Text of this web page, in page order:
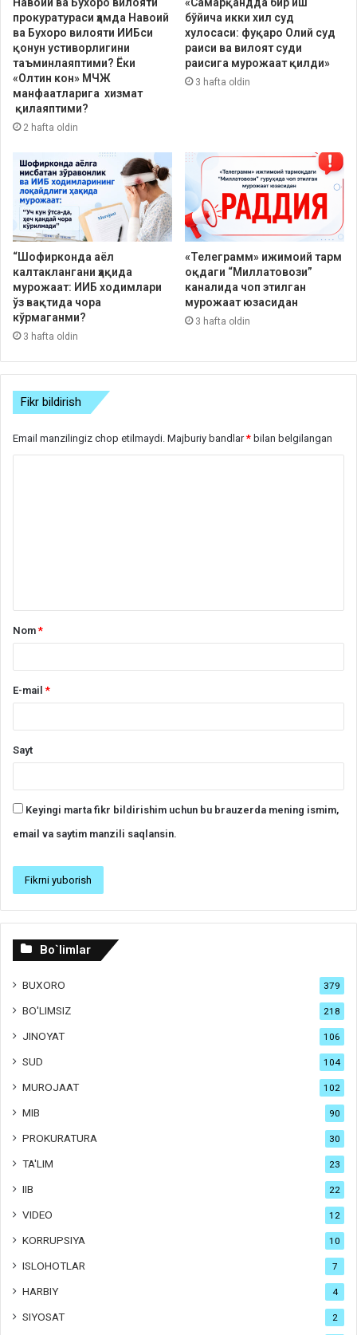
прокуратураси ҳамда Навоий
ва Бухоро вилояти ИИБси
қонун устиворлигини
таъминлаяптими? Ёки
«Олтин кон» МЧЖ
манфаатларига хизмат
қилаяптими?
2 hafta oldin
бўйича икки хил суд
хулосаси: фуқаро Олий суд
раиси ва вилоят суди
раисига мурожаат қилди»
3 hafta oldin
“Шофирконда аёл
калтаклангани ҳақида
мурожаат: ИИБ ходимлари
ўз вақтида чора
кўрмаганми?
3 hafta oldin
«Телеграмм» ижимоий тарм
оқдаги “Миллатовози”
каналида чоп этилган
мурожаат юзасидан
3 hafta oldin
Fikr bildirish
Email manzilingiz chop etilmaydi. Majburiy bandlar* bilan belgilangan
Nom*
E-mail*
Sayt
Keyingi marta fikr bildirishim uchun bu brauzerda mening ismim,
email va saytim manzili saqlansin.
Bo`limlar
BUXORO 379
BO'LIMSIZ 218
JINOYAT 106
SUD 104
MUROJAAT 102
MIB 90
PROKURATURA 30
TA'LIM 23
IIB 22
VIDEO 12
KORRUPSIYA 10
ISLOHOTLAR 7
HARBIY 4
SIYOSAT 2